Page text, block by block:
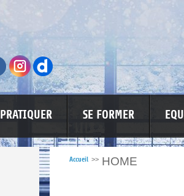
PRATIQUER SE FORMER
LUTTE CONTRE LES VIOLENCES
Accueil >> HOME